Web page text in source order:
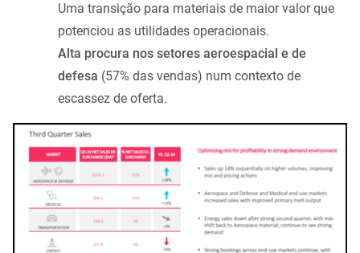
Uma transição para materiais de maior valor que
potenciou as utilidades operacionais.
Alta procura nos setores aeroespacial e de
defesa (57% das vendas) num contexto de
escassez de oferta.